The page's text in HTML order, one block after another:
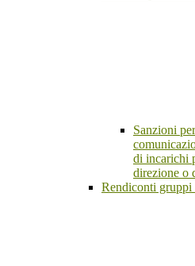
Sanzioni
di incarichi
direzione o
Rendiconti